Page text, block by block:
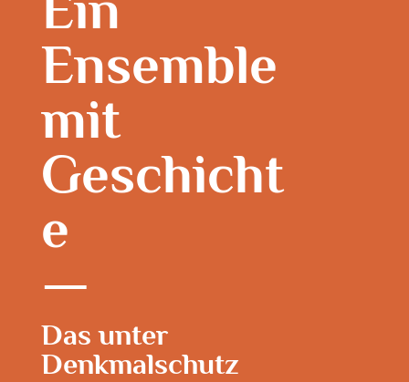
Ensemble
mit
Geschicht
e
Das unter
Denkmalschutz